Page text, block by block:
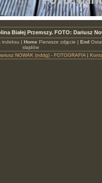
Białej Przemszy. FOTO: Dariusz
indeksu | Home Pierwsze zdjęcie | End
slajdów
NOWAK (nddg) - FOTOGRAFIA|